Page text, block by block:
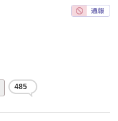
485